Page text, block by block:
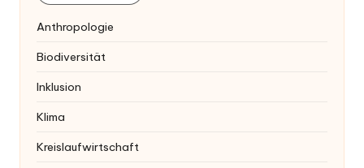
Anthropologie
Biodiversität
Inklusion
Klima
Kreislaufwirtschaft